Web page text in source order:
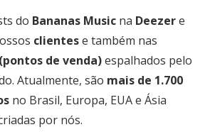
do Bananas Music na Deezere
clientese também nas
(pontos de venda)espalhados pelo
Atualmente, são mais de 1.700
no Brasil, Europa, EUA e Ásia
por nós.